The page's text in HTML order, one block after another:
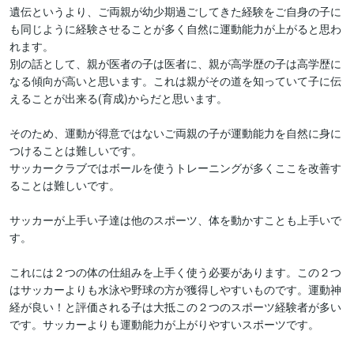
遺伝というより、ご両親が幼少期過ごしてきた経験をご自身の子に
も同じように経験させることが多く自然に運動能力が上がると思わ
れます。
別の話として、親が医者の子は医者に、親が高学歴の子は高学歴に
なる傾向が高いと思います。これは親がその道を知っていて子に伝
えることが出来る(育成)からだと思います。
そのため、運動が得意ではないご両親の子が運動能力を自然に身に
つけることは難しいです。
サッカークラブではボールを使うトレーニングが多くここを改善す
ることは難しいです。
サッカーが上手い子達は他のスポーツ、体を動かすことも上手いで
す。
これには２つの体の仕組みを上手く使う必要があります。この２つ
はサッカーよりも水泳や野球の方が獲得しやすいものです。運動神
経が良い！と評価される子は大抵この２つのスポーツ経験者が多い
です。サッカーよりも運動能力が上がりやすいスポーツです。